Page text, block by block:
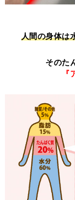
人間の身体は
そのた
『